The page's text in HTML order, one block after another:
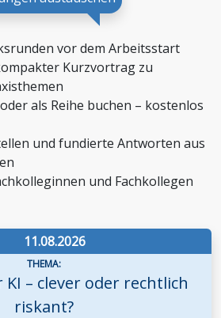
vor dem Arbeitsstart
Kurzvortrag zu
als Reihe buchen – kostenlos
und fundierte Antworten aus
und Fachkollegen
11.08.2026
THEMA:
– clever oder rechtlich
riskant?